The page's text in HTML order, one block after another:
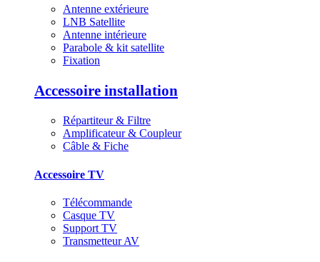
Antenne extérieure
LNB Satellite
Antenne intérieure
Parabole & kit satellite
Fixation
Accessoire installation
Répartiteur & Filtre
Amplificateur & Coupleur
Câble & Fiche
Accessoire TV
Télécommande
Casque TV
Support TV
Transmetteur AV